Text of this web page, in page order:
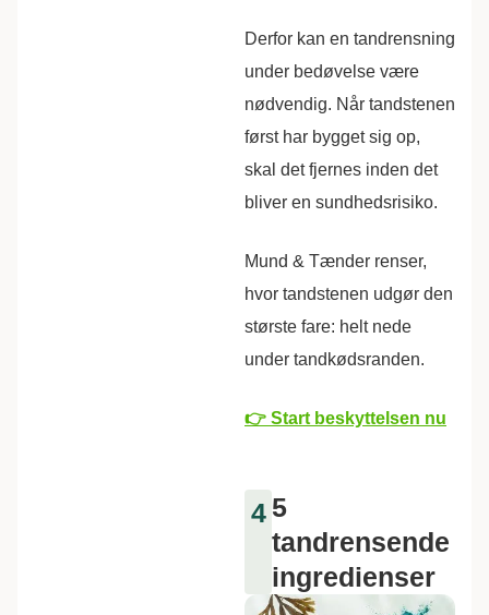
Derfor kan en tandrensning
under bedøvelse være
nødvendig. Når tandstenen
først har bygget sig op,
skal det fjernes inden det
bliver en sundhedsrisiko.
Mund & Tænder renser,
hvor tandstenen udgør den
største fare: helt nede
under tandkødsranden.
👉 Start beskyttelsen nu
4 5
tandrensende
ingredienser